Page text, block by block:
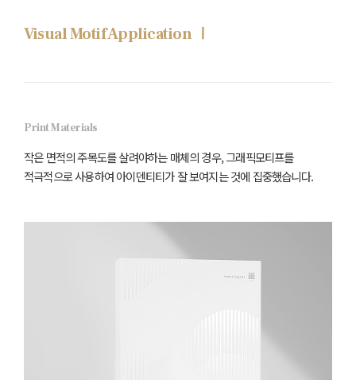
Visual Motif Application Ⅰ
Print Materials
작은 면적의 주목도를 살려야하는 매체의 경우, 그래픽모티프를
적극적으로 사용하여 아이덴티티가 잘 보여지는 것에 집중했습니다.